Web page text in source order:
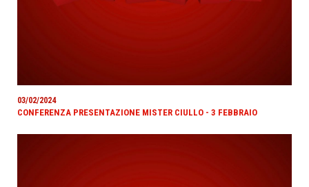
03/02/2024
CONFERENZA PRESENTAZIONE MISTER CIULLO - 3 FEBBRAIO